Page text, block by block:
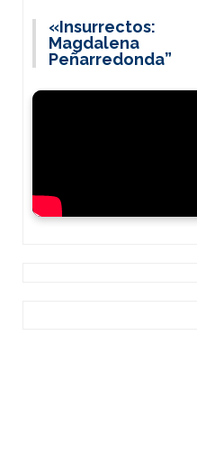
productores
«Insurrectos:
Magdalena
Peñarredonda”